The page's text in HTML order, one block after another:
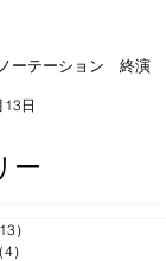
ーテーション 終演
日
ー
）
（4）